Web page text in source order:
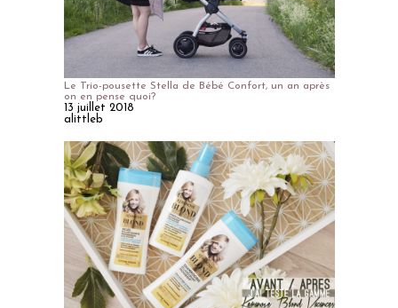
Le Trio-pousette Stella de Bébé Confort, un an après
on en pense quoi?
13 juillet 2018
alittleb